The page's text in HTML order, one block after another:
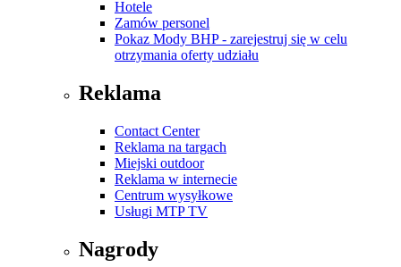
Hotele
Zamów personel
Pokaz Mody BHP - zarejestruj się w celu
otrzymania oferty udziału
Reklama
Contact Center
Reklama na targach
Miejski outdoor
Reklama w internecie
Centrum wysyłkowe
Usługi MTP TV
Nagrody